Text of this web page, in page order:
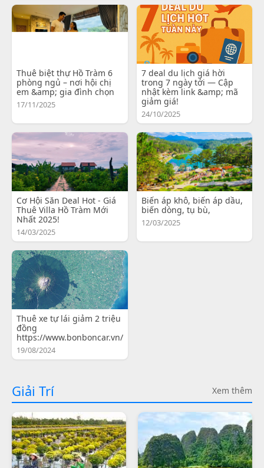
Thuê biệt thự Hồ Tràm 6
phòng ngủ – nơi hội chị
em &amp; gia đình chọn
17/11/2025
7 deal du lịch giá hời
trong 7 ngày tới — Cập
nhật kèm link &amp; mã
giảm giá!
24/10/2025
Cơ Hội Săn Deal Hot - Giá
Thuê Villa Hồ Tràm Mới
Nhất 2025!
14/03/2025
Biến áp khô, biến áp dầu,
biến dòng, tụ bù,
12/03/2025
Thuê xe tự lái giảm 2 triệu
đồng
https://www.bonboncar.vn/
19/08/2024
Giải Trí Xem thêm